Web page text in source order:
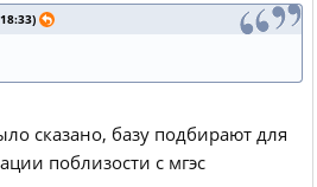
сказано, базу подбирают для
поблизости с мгэс